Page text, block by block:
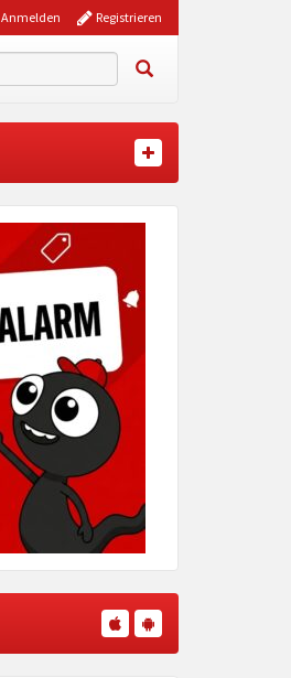
Registrieren
Anmelden